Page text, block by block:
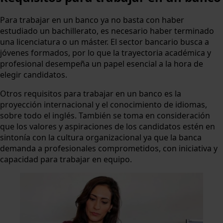
Para trabajar en un banco ya no basta con haber
estudiado un bachillerato, es necesario haber terminado
una licenciatura o un máster. El sector bancario busca a
jóvenes formados, por lo que la trayectoria académica y
profesional desempeña un papel esencial a la hora de
elegir candidatos.
Otros requisitos para trabajar en un banco es la
proyección internacional y el conocimiento de idiomas,
sobre todo el inglés. También se toma en consideración
que los valores y aspiraciones de los candidatos estén en
sintonía con la cultura organizacional ya que la banca
demanda a profesionales comprometidos, con iniciativa y
capacidad para trabajar en equipo.